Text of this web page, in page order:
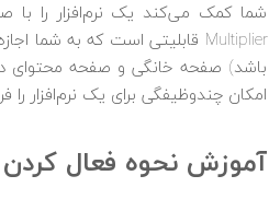
Multiplier قابلیتی است که به شما اجازه می‌دهد با توجه به صفحه بزرگ و گسترده
باشد) صفحه خانگی و صفحه محتوای
امکان چندوظیفگی برای یک نرم‌افزار را
آموزش نحوه فعال کردن Multi Window